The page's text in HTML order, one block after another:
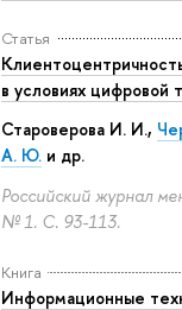
Статья
в условиях цифровой
Староверова И. И.,
А. Ю. и др.
Российский журнал
№ 1. С. 93-113.
Книга
Информационные